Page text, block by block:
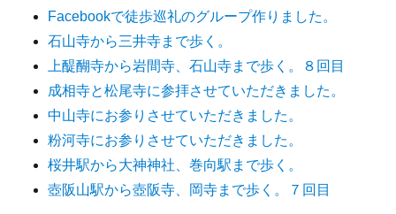
Facebookで徒歩巡礼のグループ作りました。
石山寺から三井寺まで歩く。
上醍醐寺から岩間寺、石山寺まで歩く。８回目
成相寺と松尾寺に参拝させていただきました。
中山寺にお参りさせていただきました。
粉河寺にお参りさせていただきました。
桜井駅から大神神社、巻向駅まで歩く。
壺阪山駅から壺阪寺、岡寺まで歩く。７回目